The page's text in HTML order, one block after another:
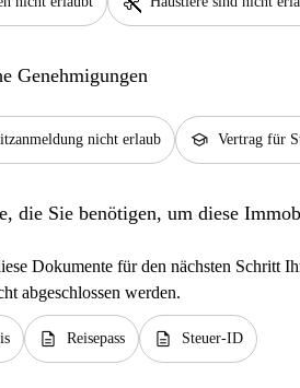
Genehmigungen
nicht erlaub school Vertrag für
die Sie benötigen, um diese
Dokumente für den nächsten Schritt
abgeschlossen werden.
description Reisepass description Steuer-ID